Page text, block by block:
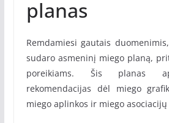
planas
Remdamiesi gautais
sudaro asmeninį miego planą,
poreikiams. Šis planas
rekomendacijas dėl miego
miego aplinkos ir miego